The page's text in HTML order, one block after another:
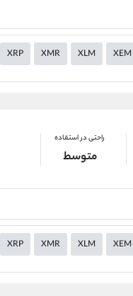
XRP XMR XLM XEM
راحتی در استفاده
متوسط
XRP XMR XLM XEM